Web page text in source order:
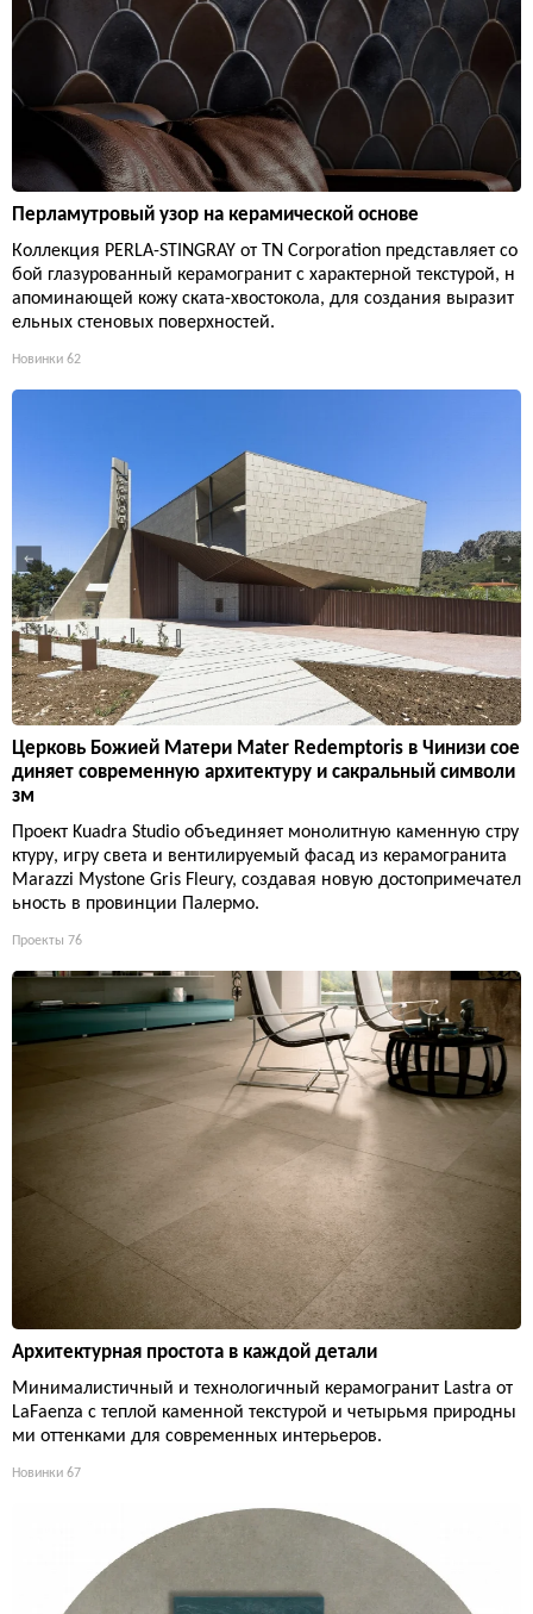
Перламутровый узор на керамической основе
Коллекция PERLA-STINGRAY от TN Corporation представляет со
бой глазурованный керамогранит с характерной текстурой, н
апоминающей кожу ската-хвостокола, для создания выразит
ельных стеновых поверхностей.
Новинки 62
Церковь Божией Матери Mater Redemptoris в Чинизи сое
диняет современную архитектуру и сакральный символи
зм
Проект Kuadra Studio объединяет монолитную каменную стру
ктуру, игру света и вентилируемый фасад из керамогранита
Marazzi Mystone Gris Fleury, создавая новую достопримечател
ьность в провинции Палермо.
Проекты 76
Архитектурная простота в каждой детали
Минималистичный и технологичный керамогранит Lastra от
LaFaenza с теплой каменной текстурой и четырьмя природны
ми оттенками для современных интерьеров.
Новинки 67